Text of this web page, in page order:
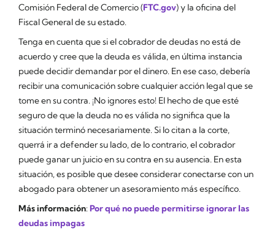
Comisión Federal de Comercio (FTC.gov) y la oficina del
Fiscal General de su estado.
Tenga en cuenta que si el cobrador de deudas no está de
acuerdo y cree que la deuda es válida, en última instancia
puede decidir demandar por el dinero. En ese caso, debería
recibir una comunicación sobre cualquier acción legal que se
tome en su contra. ¡No ignores esto! El hecho de que esté
seguro de que la deuda no es válida no significa que la
situación terminó necesariamente. Si lo citan a la corte,
querrá ir a defender su lado, de lo contrario, el cobrador
puede ganar un juicio en su contra en su ausencia. En esta
situación, es posible que desee considerar conectarse con un
abogado para obtener un asesoramiento más específico.
Más información: Por qué no puede permitirse ignorar las
deudas impagas